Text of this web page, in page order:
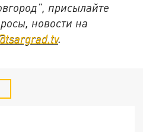
присылайте
новости на
.